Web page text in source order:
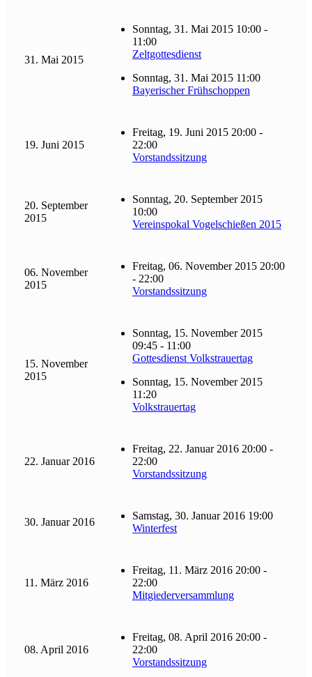
31. Mai 2015
Sonntag, 31. Mai 2015 10:00 -
11:00
Zeltgottesdienst
Sonntag, 31. Mai 2015 11:00
Bayerischer Frühschoppen
19. Juni 2015
Freitag, 19. Juni 2015 20:00 -
22:00
Vorstandssitzung
20. September
2015
Sonntag, 20. September 2015
10:00
Vereinspokal Vogelschießen 2015
06. November
2015
Freitag, 06. November 2015 20:00
- 22:00
Vorstandssitzung
15. November
2015
Sonntag, 15. November 2015
09:45 - 11:00
Gottesdienst Volkstrauertag
Sonntag, 15. November 2015
11:20
Volkstrauertag
22. Januar 2016
Freitag, 22. Januar 2016 20:00 -
22:00
Vorstandssitzung
30. Januar 2016
Samstag, 30. Januar 2016 19:00
Winterfest
11. März 2016
Freitag, 11. März 2016 20:00 -
22:00
Mitgiederversammlung
08. April 2016
Freitag, 08. April 2016 20:00 -
22:00
Vorstandssitzung